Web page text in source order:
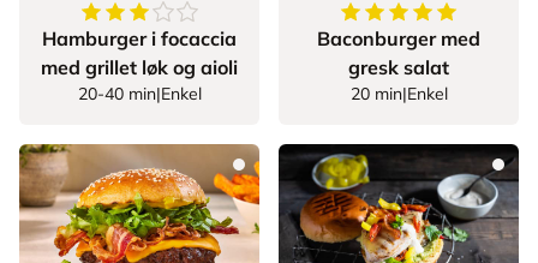
3.6666666666666665
stjerner
Hamburger i focaccia
med grillet løk og aioli
20-40 min|Enkel
5av5stjerner
Baconburger med
gresk salat
20 min|Enkel